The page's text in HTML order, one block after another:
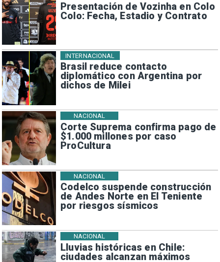
Presentación de Vozinha en Colo
Colo: Fecha, Estadio y Contrato
Brasil reduce contacto
diplomático con Argentina por
dichos de Milei
INTERNACIONAL
Corte Suprema confirma pago de
$1.000 millones por caso
ProCultura
NACIONAL
Codelco suspende construcción
de Andes Norte en El Teniente
por riesgos sísmicos
NACIONAL
Lluvias históricas en Chile:
ciudades alcanzan máximos
NACIONAL